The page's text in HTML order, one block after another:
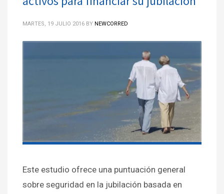
MARTES, 19 JULIO 2016 BY NEWCORRED
Este estudio ofrece una puntuación general
sobre seguridad en la jubilación basada en